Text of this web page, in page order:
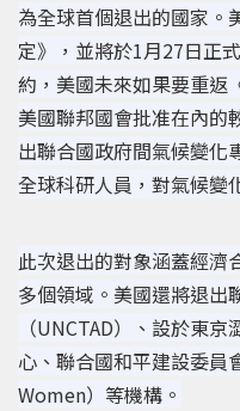
為全球首個退出的國家。
定》，並將於1月27日正
約，美國未來如果要重返
美國聯邦國會批准在內的
出聯合國政府間氣候變化
全球科研人員，對氣候變
此次退出的對象涵蓋經濟
多個領域。美國還將退出
（UNCTAD）、設於東
心、聯合國和平建設委員
Women）等機構。